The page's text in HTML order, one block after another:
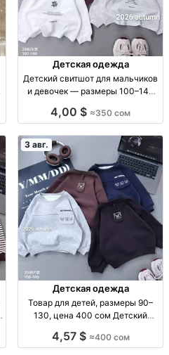
Детская одежда
Детский свитшот для мальчиков
и девочек — размеры 100–140
100–140, 350 сом
4,00 $ ≈350 сом
3 авг.
Детская одежда
Товар для детей, размеры 90–
130, цена 400 сом Детский
4,57 $ ≈400 сом